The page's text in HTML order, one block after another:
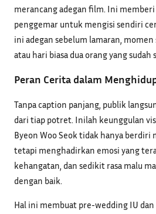
merancang adegan film. Ini
penggemar untuk mengisi sendiri
ini adegan sebelum lamaran,
atau hari biasa dua orang yang
Peran Cerita dalam
Tanpa caption panjang, publik
dari tiap potret. Inilah keunggulan
Byeon Woo Seok tidak hanya berdiri
tetapi menghadirkan emosi yang
kehangatan, dan sedikit rasa malu
dengan baik.
Hal ini membuat pre-wedding IU dan